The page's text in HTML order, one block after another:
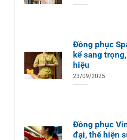
Đồng phục
kế sang
hiệu
23/09/2025
Đồng phục
đại, thể hiện